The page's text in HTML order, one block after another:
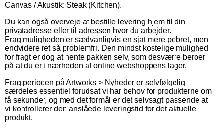
Canvas / Akustik: Steak (Kitchen).
Du kan også overveje at bestille levering hjem til din
privatadresse eller til adressen hvor du arbejder.
Fragtmuligheden er sædvanligvis en sjat mere pebret, men
endvidere ret så problemfri. Den mindst kostelige mulighed
for fragt er dog at hente pakken selv, som desværre beroer
på at du er i nærheden af online webshoppens lager.
Fragtperioden på Artworks > Nyheder er selvfølgelig
særdeles essentiel forudsat vi har behov for produkterne om
få sekunder, og med det formål er det selvsagt passende at
vi kontrollerer den anslåede leveringstid for det aktuelle
produkt.